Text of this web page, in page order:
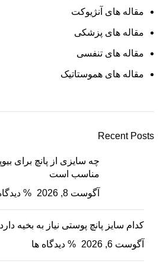
مقاله های آنژیوکت
مقاله های پزشکی
مقاله های تنفسی
مقاله های هموستاتیک
Recent Posts
چه سایزی از پانچ برای
مناسب است
آگوست 8, 2026
%
کدام سایز پانچ پوستی نیاز به بخیه دارد
آگوست 6, 2026
% دیدگاه ها